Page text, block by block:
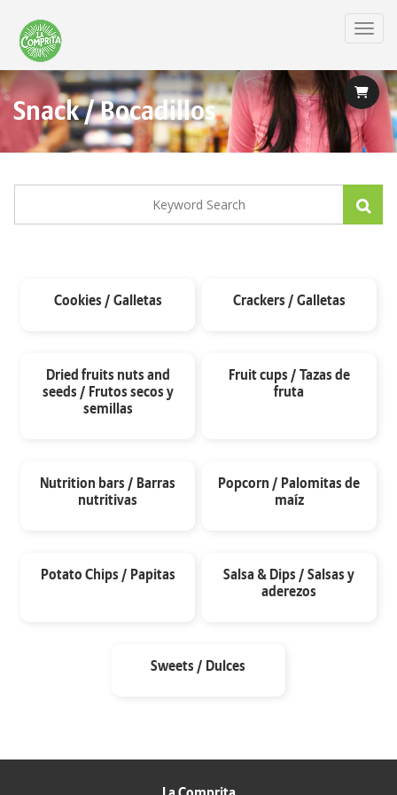
main
content
Snack / Bocadillos
Cookies / Galletas Crackers / Galletas
Dried fruits nuts and
seeds / Frutos secos y
semillas
Fruit cups / Tazas de
fruta
Nutrition bars / Barras
nutritivas
Popcorn / Palomitas de
maíz
Potato Chips / Papitas
Salsa & Dips / Salsas y
aderezos
Sweets / Dulces